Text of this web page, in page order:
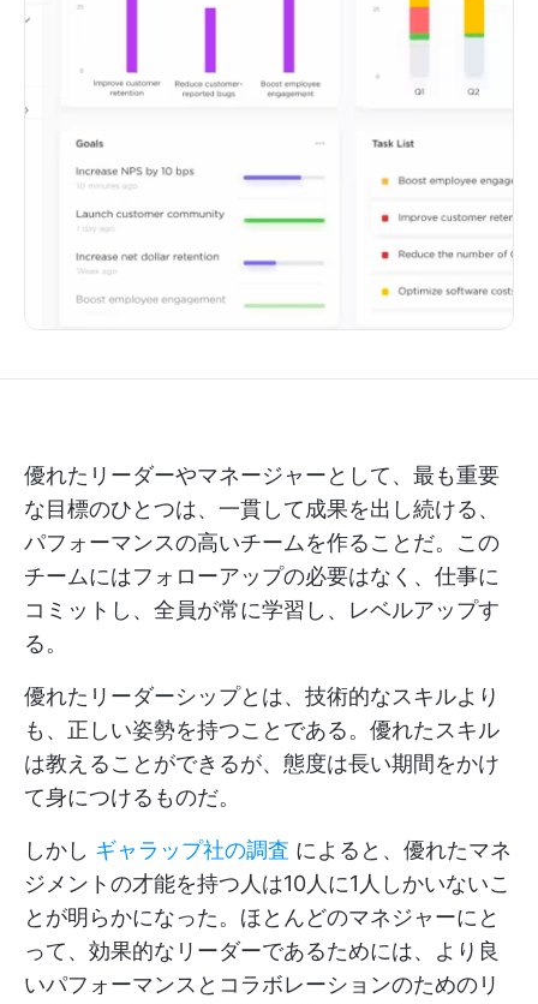
優れたリーダーやマネージャーとして、最も重要
な目標のひとつは、一貫して成果を出し続ける、
パフォーマンスの高いチームを作ることだ。この
チームにはフォローアップの必要はなく、仕事に
コミットし、全員が常に学習し、レベルアップす
る。
優れたリーダーシップとは、技術的なスキルより
も、正しい姿勢を持つことである。優れたスキル
は教えることができるが、態度は長い期間をかけ
て身につけるものだ。
しかし ギャラップ社の調査 によると、優れたマネ
ジメントの才能を持つ人は10人に1人しかいないこ
とが明らかになった。ほとんどのマネジャーにと
って、効果的なリーダーであるためには、より良
いパフォーマンスとコラボレーションのためのリ